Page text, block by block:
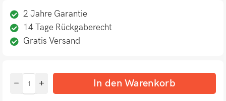
2 Jahre Garantie
14 Tage Rückgaberecht
Gratis Versand
In den Warenkorb